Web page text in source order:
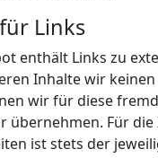
Links
enthält Links zu
Inhalte wir
wir für diese
übernehmen. Für
ist stets der